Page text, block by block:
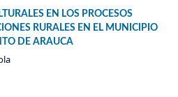
EN LOS PROCESOS
RURALES EN EL MUNICIPIO
DE ARAUCA